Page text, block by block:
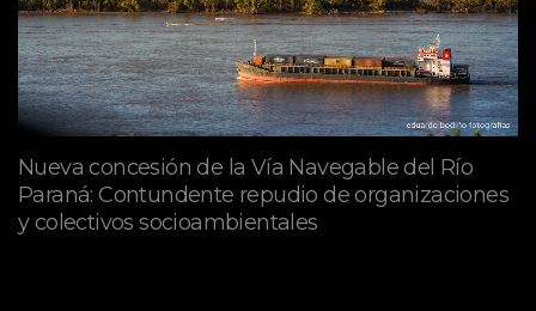
Nueva concesión de la Vía Navegable del Río
Paraná: Contundente repudio de organizaciones
y colectivos socioambientales